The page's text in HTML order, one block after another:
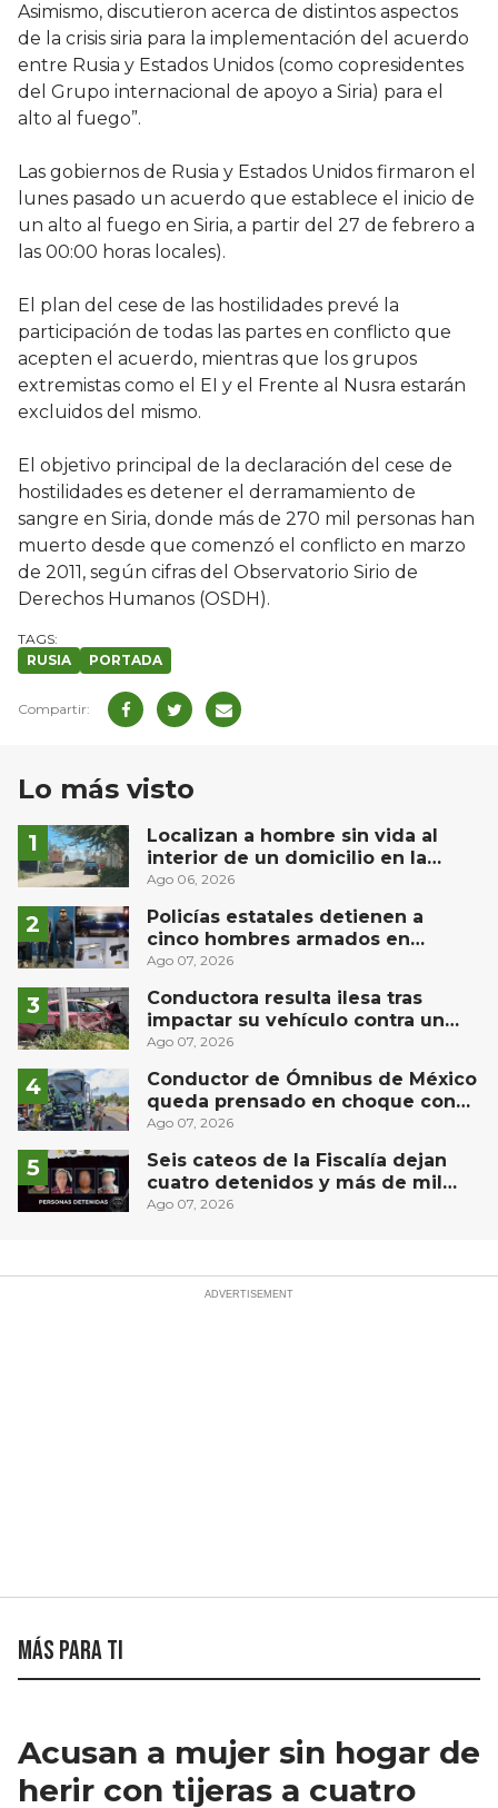
Asimismo, discutieron acerca de distintos aspectos
de la crisis siria para la implementación del acuerdo
entre Rusia y Estados Unidos (como copresidentes
del Grupo internacional de apoyo a Siria) para el
alto al fuego”.
Las gobiernos de Rusia y Estados Unidos firmaron el
lunes pasado un acuerdo que establece el inicio de
un alto al fuego en Siria, a partir del 27 de febrero a
las 00:00 horas locales).
El plan del cese de las hostilidades prevé la
participación de todas las partes en conflicto que
acepten el acuerdo, mientras que los grupos
extremistas como el EI y el Frente al Nusra estarán
excluidos del mismo.
El objetivo principal de la declaración del cese de
hostilidades es detener el derramamiento de
sangre en Siria, donde más de 270 mil personas han
muerto desde que comenzó el conflicto en marzo
de 2011, según cifras del Observatorio Sirio de
Derechos Humanos (OSDH).
RUSIA PORTADA
Lo más visto
Localizan a hombre sin vida al
interior de un domicilio en la
comunidad El Rodeo, San Juan del
Ago 06, 2026
Policías estatales detienen a
cinco hombres armados en
Puebla capital
Ago 07, 2026
Conductora resulta ilesa tras
impactar su vehículo contra un
muro en Huimilpan
Ago 07, 2026
Conductor de Ómnibus de México
queda prensado en choque con
materialista en San Juan del Río
Ago 07, 2026
Seis cateos de la Fiscalía dejan
cuatro detenidos y más de mil
dosis aseguradas en Querétaro
Ago 07, 2026
Más para ti
Acusan a mujer sin hogar de
herir con tijeras a cuatro